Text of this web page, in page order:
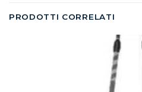
PRODOTTI CORRELATI